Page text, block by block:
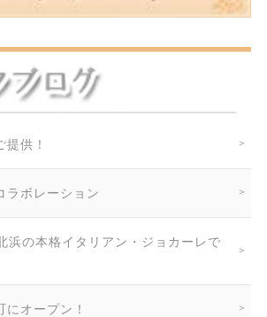
提供！
ラボレーション
浜の本格イタリアン・ジョカーレで
にオープン！